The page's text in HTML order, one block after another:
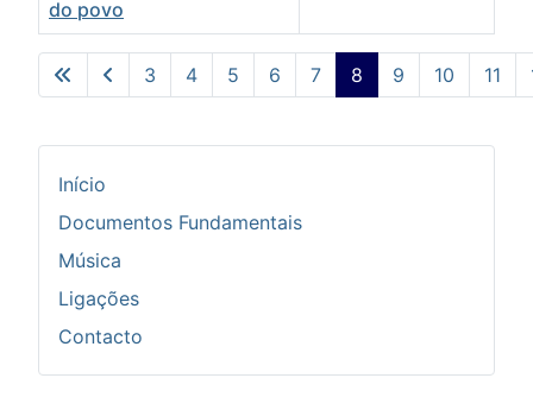
Artigos
do povo
Pág. 8 de 35
3 4 5 6 7 8 9 10 11
Início
Documentos Fundamentais
Música
Ligações
Contacto